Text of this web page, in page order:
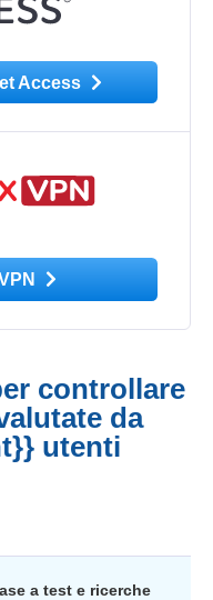
Access
controllare
da
utenti
a test e ricerche